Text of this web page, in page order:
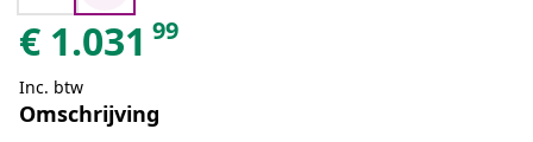
€ 1.031 99
Inc. btw
Omschrijving